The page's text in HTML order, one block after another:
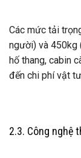
Các mức tải
người) và 450kg
hố thang, cabin
đến chi phí vật
2.3. Công nghệ